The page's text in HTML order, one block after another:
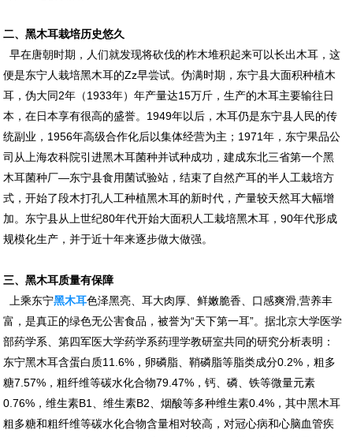
二、黑木耳栽培历史悠久
早在唐朝时期，人们就发现将砍伐的柞木堆积起来可以长出木耳，这
便是东宁人栽培黑木耳的Zz早尝试。伪满时期，东宁县大面积种植木
耳，伪大同2年（1933年）年产量达15万斤，生产的木耳主要输往日
本，在日本享有很高的盛誉。1949年以后，木耳仍是东宁县人民的传
统副业，1956年高级合作化后以集体经营为主；1971年，东宁果品公
司从上海农科院引进黑木耳菌种并试种成功，建成东北三省第一个黑
木耳菌种厂—东宁县食用菌试验站，结束了自然产耳的半人工栽培方
式，开始了段木打孔人工种植黑木耳的新时代，产量较天然耳大幅增
加。东宁县从上世纪80年代开始大面积人工栽培黑木耳，90年代形成
规模化生产，并于近十年来逐步做大做强。
三、黑木耳质量有保障
上乘东宁黑木耳色泽黑亮、耳大肉厚、鲜嫩脆香、口感爽滑,营养丰
富，是真正的绿色无公害食品，被誉为“天下第一耳”。据北京大学医学
部药学系、第四军医大学药学系药理学教研室共同的研究分析表明：
东宁黑木耳含蛋白质11.6%，卵磷脂、鞘磷脂等脂类成分0.2%，粗多
糖7.57%，粗纤维等碳水化合物79.47%，钙、磷、铁等微量元素
0.76%，维生素B1、维生素B2、烟酸等多种维生素0.4%，其中黑木耳
粗多糖和粗纤维等碳水化合物含量相对较高，对冠心病和心脑血管疾